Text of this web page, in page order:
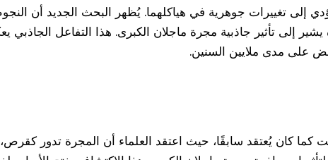
إلى تغييرات جوهرية في هياكلهما. يُظهر البحث الجديد أن
إلى تأثير جاذبية مجرة ماجلان الكبرى. هذا التفاعل
على مدى ملايين السنين.
كان يُعتقد سابقًا، حيث اعتقد العلماء أن المجرة تدور